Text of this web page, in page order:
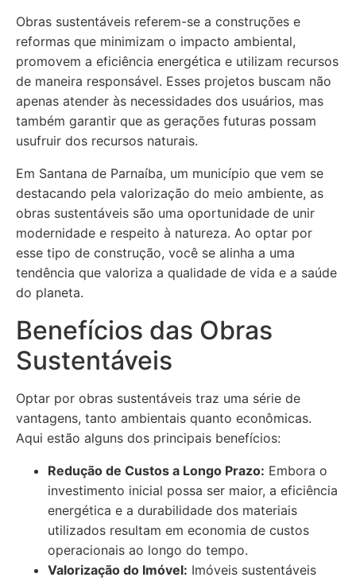
Obras sustentáveis referem-se a construções e
reformas que minimizam o impacto ambiental,
promovem a eficiência energética e utilizam recursos
de maneira responsável. Esses projetos buscam não
apenas atender às necessidades dos usuários, mas
também garantir que as gerações futuras possam
usufruir dos recursos naturais.
Em Santana de Parnaíba, um município que vem se
destacando pela valorização do meio ambiente, as
obras sustentáveis são uma oportunidade de unir
modernidade e respeito à natureza. Ao optar por
esse tipo de construção, você se alinha a uma
tendência que valoriza a qualidade de vida e a saúde
do planeta.
Benefícios das Obras
Sustentáveis
Optar por obras sustentáveis traz uma série de
vantagens, tanto ambientais quanto econômicas.
Aqui estão alguns dos principais benefícios:
Redução de Custos a Longo Prazo: Embora o
investimento inicial possa ser maior, a eficiência
energética e a durabilidade dos materiais
utilizados resultam em economia de custos
operacionais ao longo do tempo.
Valorização do Imóvel: Imóveis sustentáveis